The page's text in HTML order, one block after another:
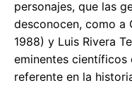
personajes, que las
desconocen, como a
1988) y Luis Rivera
eminentes científicos
referente en la